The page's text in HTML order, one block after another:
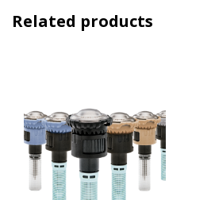
Related products